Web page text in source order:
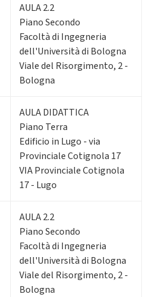
AULA 2.2
Piano Secondo
Facoltà di Ingegneria
dell'Università di Bologna
Viale del Risorgimento, 2 -
Bologna
AULA DIDATTICA
Piano Terra
Edificio in Lugo - via
Provinciale Cotignola 17
VIA Provinciale Cotignola
17 - Lugo
AULA 2.2
Piano Secondo
Facoltà di Ingegneria
dell'Università di Bologna
Viale del Risorgimento, 2 -
Bologna